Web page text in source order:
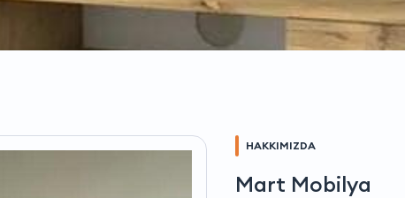
HAKKIMIZDA
Mart Mobilya